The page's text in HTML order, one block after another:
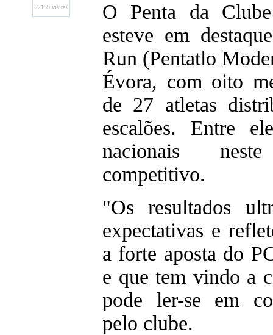
22159 visitas
O Penta da
esteve em
Run (Pentatlo
Évora, com oito
de 27 atletas
escalões. Entre
nacionais
competitivo.
"Os resultados
expectativas e
a forte aposta do
e que tem vindo a
pode ler-se em
pelo clube.